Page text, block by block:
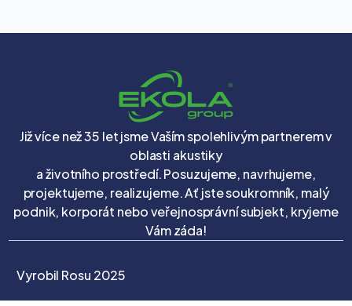
Již více než 35 let jsme Vaším spolehlivým partnerem v
oblasti akustiky
a životního prostředí. Posuzujeme, navrhujeme,
projektujeme, realizujeme. Ať jste soukromník, malý
podnik, korporát nebo veřejnosprávní subjekt, kryjeme
Vám záda!
Vyrobil Rosu 2025